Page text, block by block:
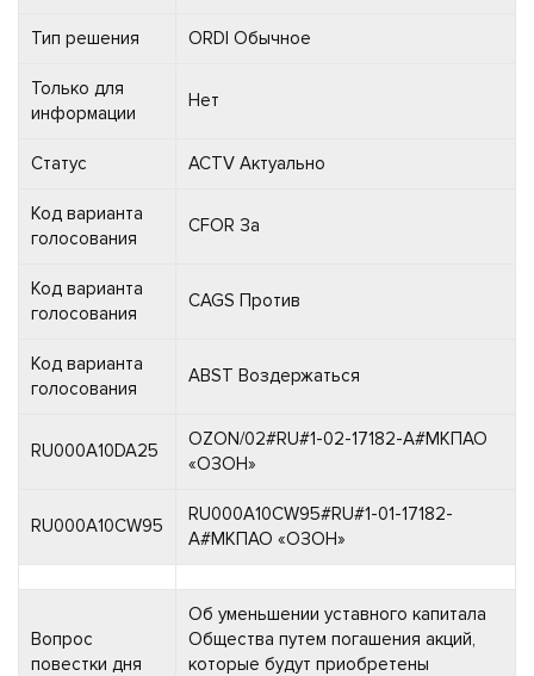
Тип решения ORDI Обычное
Только для
информации
Нет
Статус ACTV Актуально
Код варианта
голосования
CFOR За
Код варианта
голосования
CAGS Против
Код варианта
голосования
ABST Воздержаться
RU000A10DA25
OZON/02#RU#1-02-17182-A#МКПАО
«ОЗОН»
RU000A10CW95
RU000A10CW95#RU#1-01-17182-
A#МКПАО «ОЗОН»
Вопрос
повестки дня
Об уменьшении уставного капитала
Общества путем погашения акций,
которые будут приобретены